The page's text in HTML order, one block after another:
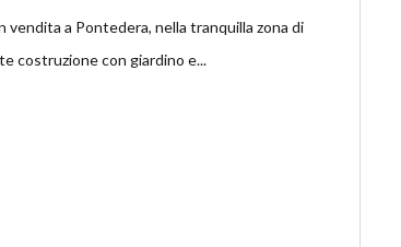
vendita a Pontedera, nella tranquilla zona di
costruzione con giardino e...